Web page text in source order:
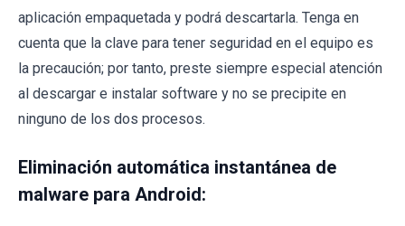
aplicación empaquetada y podrá descartarla. Tenga en
cuenta que la clave para tener seguridad en el equipo es
la precaución; por tanto, preste siempre especial atención
al descargar e instalar software y no se precipite en
ninguno de los dos procesos.
Eliminación automática instantánea de
malware para Android: